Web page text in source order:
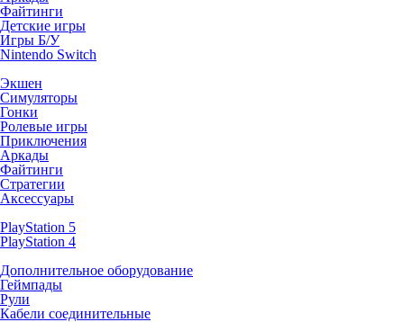
Файтинги
Детские игры
Игры Б/У
Nintendo Switch
Экшен
Симуляторы
Гонки
Ролевые игры
Приключения
Аркады
Файтинги
Стратегии
Аксессуары
PlayStation 5
PlayStation 4
Дополнительное оборудование
Геймпады
Рули
Кабели соединительные